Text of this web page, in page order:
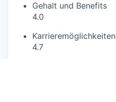
Gehalt und Benefits
4.0
Karrieremöglichkeiten
4.7